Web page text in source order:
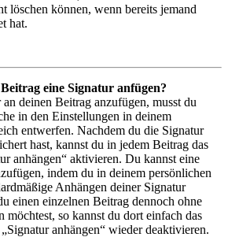
löschen können, wenn bereits jemand
hat.
eine Signatur anfügen?
deinen Beitrag anzufügen, musst du
in den Einstellungen in deinem
entwerfen. Nachdem du die Signatur
hast, kannst du in jedem Beitrag das
anhängen“ aktivieren. Du kannst eine
indem du in deinem persönlichen
Anhängen deiner Signatur
einen einzelnen Beitrag dennoch ohne
möchtest, so kannst du dort einfach das
anhängen“ wieder deaktivieren.